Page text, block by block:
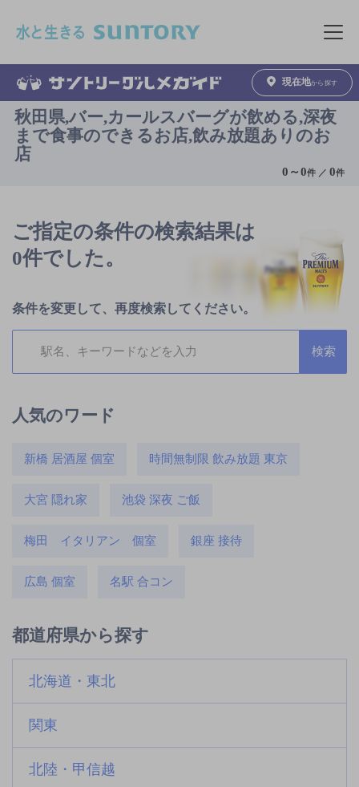
メニュ
現在地から探す
秋田県,バー,カールスバーグが飲める,深夜
まで食事のできるお店,飲み放題ありのお
店
0 ～0件 ／0件
ご指定の条件の検索結果は
0件でした。
条件を変更して、再度検索してください。
人気のワード
新橋 居酒屋 個室 時間無制限 飲み放題 東京
大宮 隠れ家 池袋 深夜 ご飯
梅田 イタリアン 個室 銀座 接待
広島 個室 名駅 合コン
都道府県から探す
北海道・東北
関東
北陸・甲信越